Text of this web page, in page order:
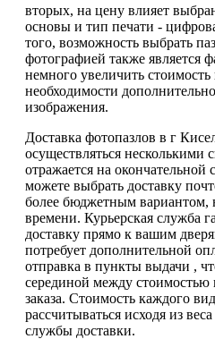
вторых, на цену влияет
основы и тип печати -
того, возможность выбрать
фотографией также является
немного увеличить стоимость
необходимости
изображения.
Доставка фотопазлов в г
осуществляться несколькими
отражается на окончательной
можете выбрать доставку
более бюджетным вариантом,
времени. Курьерская служба
доставку прямо к вашим
потребует дополнительной
отправка в пункты выдачи ,
серединой между стоимостью
заказа. Стоимость каждого
рассчитываться исходя из
службы доставки.